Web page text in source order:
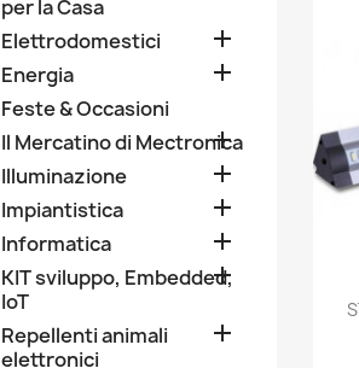
per la Casa
Elettrodomestici 
Energia 
Feste & Occasioni
Il Mercatino di Mectronica

Illuminazione 
Impiantistica 
Informatica 
KIT sviluppo, Embedded,
IoT

Repellenti animali
elettronici
